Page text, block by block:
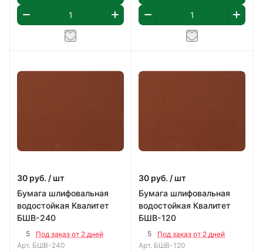
30 руб. / шт
Бумага шлифовальная
водостойкая Квалитет
БШВ-240
5
Под заказ от 2 дней
Арт. БШВ-240
30 руб. / шт
Бумага шлифовальная
водостойкая Квалитет
БШВ-120
5
Под заказ от 2 дней
Арт. БШВ-120